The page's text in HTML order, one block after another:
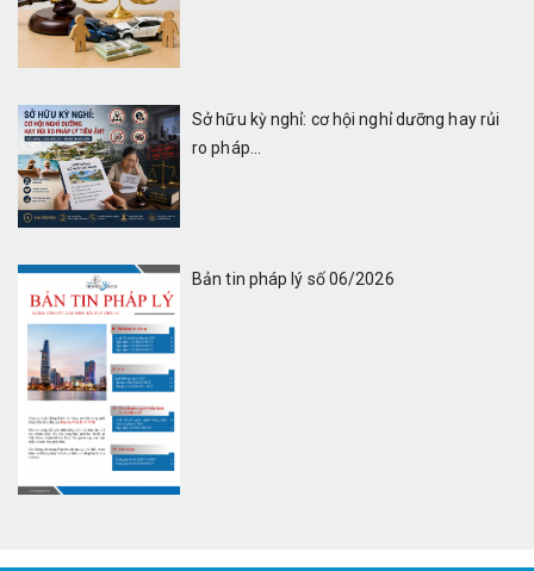
Sở hữu kỳ nghỉ: cơ hội nghỉ dưỡng hay rủi
ro pháp...
Bản tin pháp lý số 06/2026